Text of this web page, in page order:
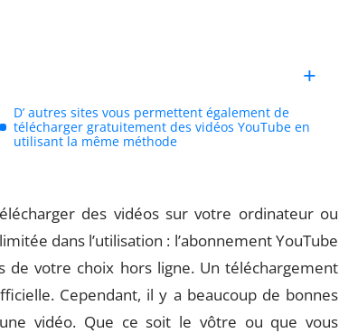
D’ autres sites vous permettent également de
télécharger gratuitement des vidéos YouTube en
utilisant la même méthode
des vidéos sur votre ordinateur ou
dans l’utilisation : l’abonnement YouTube
votre choix hors ligne. Un téléchargement
Cependant, il y a beaucoup de bonnes
vidéo. Que ce soit le vôtre ou que vous